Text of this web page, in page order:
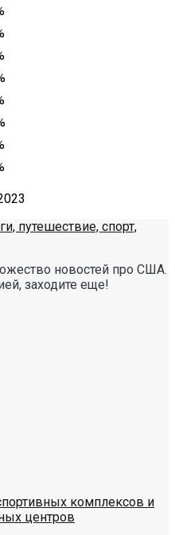
новостей про США.
заходите еще!